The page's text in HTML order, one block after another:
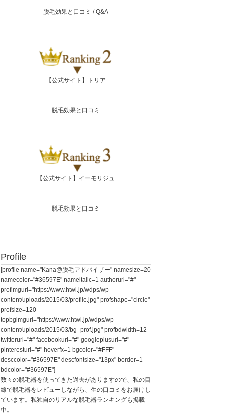
脱毛効果と口コミ /Q&A
【公式サイト】トリア
脱毛効果と口コミ
【公式サイト】イーモリジュ
脱毛効果と口コミ
Profile
[profile name="Kana@脱毛アドバイザー" namesize=20
namecolor="#36597E" nameitalic=1 authorurl="#"
profimgurl="https://www.htwi.jp/wdps/wp-
content/uploads/2015/03/profile.jpg" profshape="circle"
profsize=120
topbgimgurl="https://www.htwi.jp/wdps/wp-
content/uploads/2015/03/bg_prof.jpg" profbdwidth=12
twitterurl="#" facebookurl="#" googleplusurl="#"
pinteresturl="#" hoverfx=1 bgcolor="#FFF"
desccolor="#36597E" descfontsize="13px" border=1
bdcolor="#36597E"]
数々の脱毛器を使ってきた過去がありますので、私の目
線で脱毛器をレビューしながら、生の口コミをお届けし
ています。私独自のリアルな脱毛器ランキングも掲載
中。